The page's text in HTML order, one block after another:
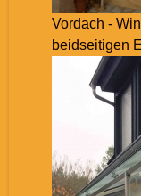
Vordach -
beidseitigen